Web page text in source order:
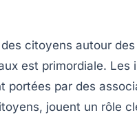
citoyens autour
est primordiale. Les
portées par des
jouent un rôle